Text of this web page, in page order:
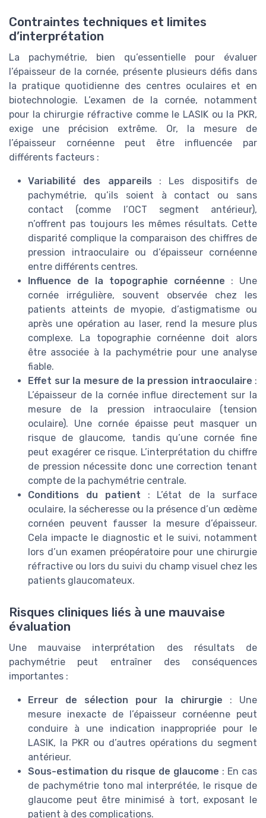
Contraintes techniques et limites
d’interprétation
La pachymétrie, bien qu’essentielle pour évaluer
l’épaisseur de la cornée, présente plusieurs défis dans
la pratique quotidienne des centres oculaires et en
biotechnologie. L’examen de la cornée, notamment
pour la chirurgie réfractive comme le LASIK ou la PKR,
exige une précision extrême. Or, la mesure de
l’épaisseur cornéenne peut être influencée par
différents facteurs :
Variabilité des appareils : Les dispositifs de
pachymétrie, qu’ils soient à contact ou sans
contact (comme l’OCT segment antérieur),
n’offrent pas toujours les mêmes résultats. Cette
disparité complique la comparaison des chiffres de
pression intraoculaire ou d’épaisseur cornéenne
entre différents centres.
Influence de la topographie cornéenne : Une
cornée irrégulière, souvent observée chez les
patients atteints de myopie, d’astigmatisme ou
après une opération au laser, rend la mesure plus
complexe. La topographie cornéenne doit alors
être associée à la pachymétrie pour une analyse
fiable.
Effet sur la mesure de la pression intraoculaire :
L’épaisseur de la cornée influe directement sur la
mesure de la pression intraoculaire (tension
oculaire). Une cornée épaisse peut masquer un
risque de glaucome, tandis qu’une cornée fine
peut exagérer ce risque. L’interprétation du chiffre
de pression nécessite donc une correction tenant
compte de la pachymétrie centrale.
Conditions du patient : L’état de la surface
oculaire, la sécheresse ou la présence d’un œdème
cornéen peuvent fausser la mesure d’épaisseur.
Cela impacte le diagnostic et le suivi, notamment
lors d’un examen préopératoire pour une chirurgie
réfractive ou lors du suivi du champ visuel chez les
patients glaucomateux.
Risques cliniques liés à une mauvaise
évaluation
Une mauvaise interprétation des résultats de
pachymétrie peut entraîner des conséquences
importantes :
Erreur de sélection pour la chirurgie : Une
mesure inexacte de l’épaisseur cornéenne peut
conduire à une indication inappropriée pour le
LASIK, la PKR ou d’autres opérations du segment
antérieur.
Sous-estimation du risque de glaucome : En cas
de pachymétrie tono mal interprétée, le risque de
glaucome peut être minimisé à tort, exposant le
patient à des complications.